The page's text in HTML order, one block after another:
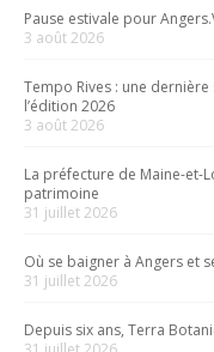
Pause estivale pour
3 août 2026
Tempo Rives : une
l’édition 2026
3 août 2026
La préfecture de Maine-et-
patrimoine
31 juillet 2026
Où se baigner à Angers et
31 juillet 2026
Depuis six ans, Terra